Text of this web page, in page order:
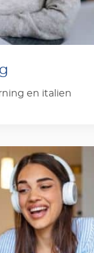
en italien